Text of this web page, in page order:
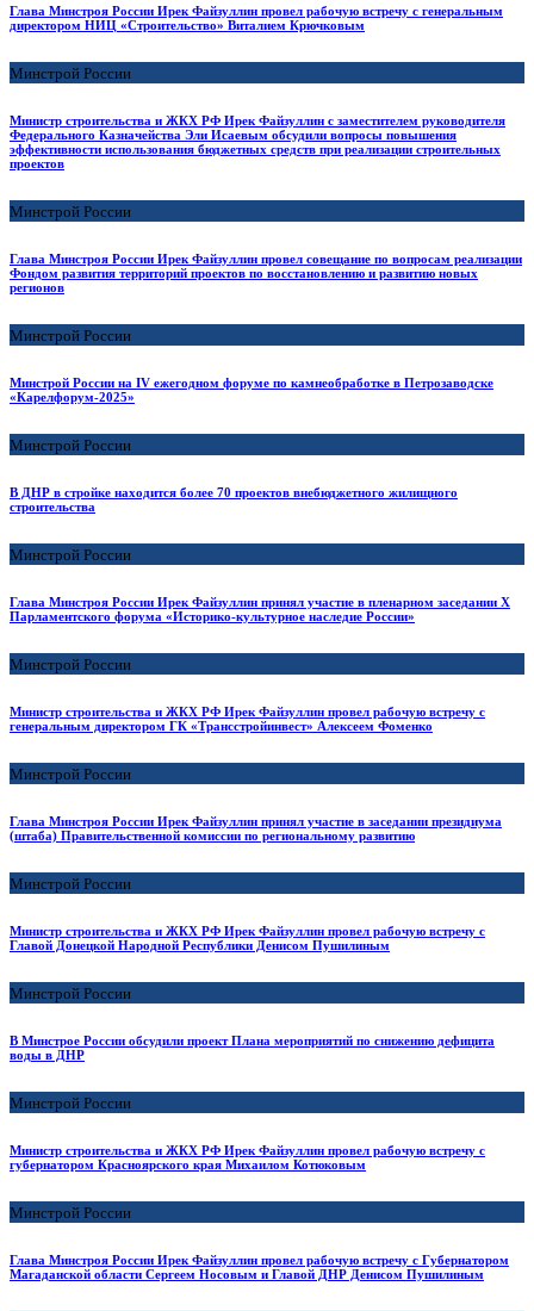
Глава Минстроя России Ирек Файзуллин провел рабочую встречу с генеральным
директором НИЦ «Строительство» Виталием Крючковым
Минстрой России
Министр строительства и ЖКХ РФ Ирек Файзуллин с заместителем руководителя
Федерального Казначейства Эли Исаевым обсудили вопросы повышения
эффективности использования бюджетных средств при реализации строительных
проектов
Минстрой России
Глава Минстроя России Ирек Файзуллин провел совещание по вопросам реализации
Фондом развития территорий проектов по восстановлению и развитию новых
регионов
Минстрой России
Минстрой России на IV ежегодном форуме по камнеобработке в Петрозаводске
«Карелфорум-2025»
Минстрой России
В ДНР в стройке находится более 70 проектов внебюджетного жилищного
строительства
Минстрой России
Глава Минстроя России Ирек Файзуллин принял участие в пленарном заседании X
Парламентского форума «Историко-культурное наследие России»
Минстрой России
Министр строительства и ЖКХ РФ Ирек Файзуллин провел рабочую встречу с
генеральным директором ГК «Трансстройинвест» Алексеем Фоменко
Минстрой России
Глава Минстроя России Ирек Файзуллин принял участие в заседании президиума
(штаба) Правительственной комиссии по региональному развитию
Минстрой России
Министр строительства и ЖКХ РФ Ирек Файзуллин провел рабочую встречу c
Главой Донецкой Народной Республики Денисом Пушилиным
Минстрой России
В Минстрое России обсудили проект Плана мероприятий по снижению дефицита
воды в ДНР
Минстрой России
Министр строительства и ЖКХ РФ Ирек Файзуллин провел рабочую встречу с
губернатором Красноярского края Михаилом Котюковым
Минстрой России
Глава Минстроя России Ирек Файзуллин провел рабочую встречу с Губернатором
Магаданской области Сергеем Носовым и Главой ДНР Денисом Пушилиным